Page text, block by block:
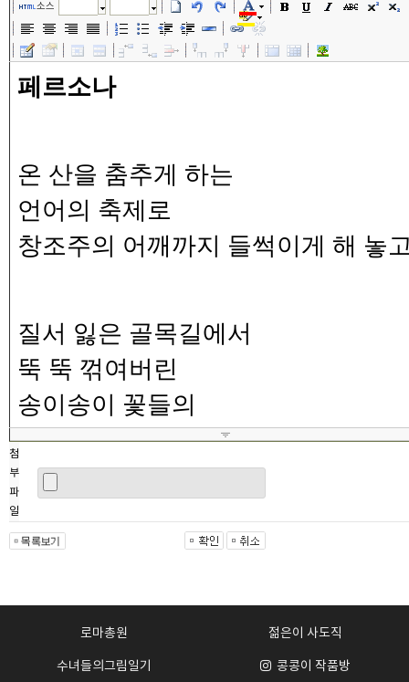
소스
첨
부
파
일
로마총원 젊은이 사도직
수녀들의그림일기 콩콩이 작품방